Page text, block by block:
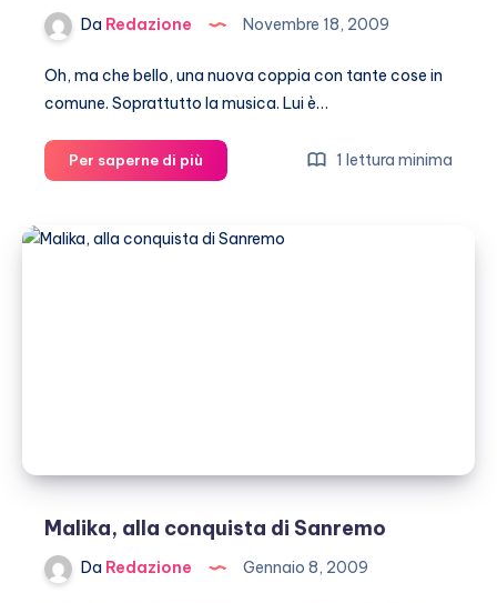
Da Redazione Novembre 18, 2009
Oh, ma che bello, una nuova coppia con tante cose in
comune. Soprattutto la musica. Lui è…
Per saperne di più
Cremonini:
amore?
1 lettura minima
Malika, alla conquista di Sanremo
Da Redazione Gennaio 8, 2009